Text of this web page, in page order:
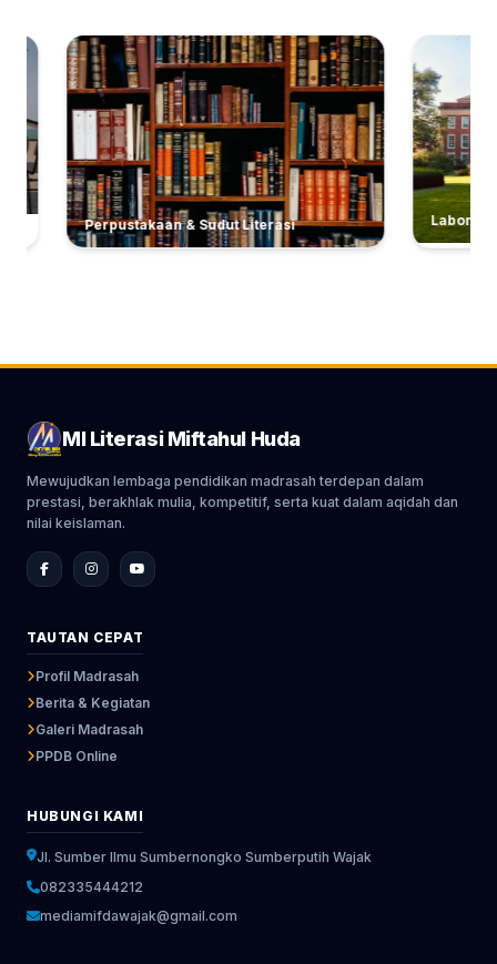
Perpustakaan & Sudut Literasi Laboratorium
MI Literasi Miftahul Huda
Mewujudkan lembaga pendidikan madrasah terdepan dalam
prestasi, berakhlak mulia, kompetitif, serta kuat dalam aqidah dan
nilai keislaman.
TAUTAN CEPAT
Profil Madrasah
Berita & Kegiatan
Galeri Madrasah
PPDB Online
HUBUNGI KAMI
Jl. Sumber Ilmu Sumbernongko Sumberputih Wajak
082335444212
mediamifdawajak@gmail.com